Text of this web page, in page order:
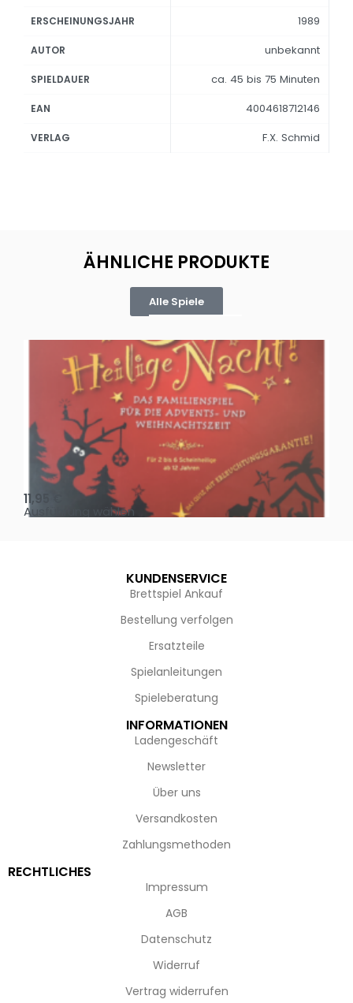
ERSCHEINUNGSJAHR 1989
AUTOR unbekannt
SPIELDAUER ca. 45 bis 75 Minuten
EAN 4004618712146
VERLAG F.X. Schmid
ÄHNLICHE PRODUKTE
Alle Spiele
Oh, heilige Nacht!
11,95
Ausführung wählen
KUNDENSERVICE
Brettspiel Ankauf
Bestellung verfolgen
Ersatzteile
Spielanleitungen
Spieleberatung
INFORMATIONEN
Ladengeschäft
Newsletter
Über uns
Versandkosten
Zahlungsmethoden
RECHTLICHES
Impressum
AGB
Datenschutz
Widerruf
Vertrag widerrufen